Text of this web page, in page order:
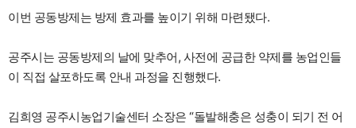
이번 공동방제는 방제 효과를 높이기 위해 마련됐다.
공주시는 공동방제의 날에 맞추어, 사전에 공급한 약제를 농업인들
이 직접 살포하도록 안내 과정을 진행했다.
김희영 공주시농업기술센터 소장은 “돌발해충은 성충이 되기 전 어